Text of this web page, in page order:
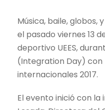
Música, baile, globos,
el pasado viernes 13
deportivo UEES,
(Integration Day) con
internacionales 2017.
El evento inició con